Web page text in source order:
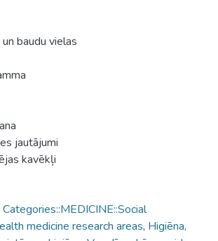
baudu vielas
jautājumi
kavēkļi
medicine research areas, Higiēna,